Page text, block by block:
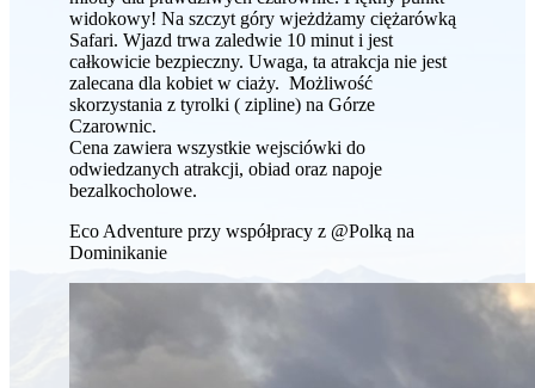
widokowy! Na szczyt góry wjeżdżamy ciężarówką
Safari. Wjazd trwa zaledwie 10 minut i jest
całkowicie bezpieczny. Uwaga, ta atrakcja nie jest
zalecana dla kobiet w ciaży. Możliwość
skorzystania z tyrolki ( zipline) na Górze
Czarownic.
Cena zawiera wszystkie wejsciówki do
odwiedzanych atrakcji, obiad oraz napoje
bezalkocholowe.
Eco Adventure przy współpracy z @Polką na
Dominikanie